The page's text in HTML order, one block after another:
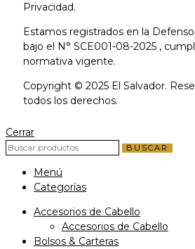
Privacidad.
Estamos registrados en la
bajo el N° SCE001-08-2025 ,
normativa vigente.
Copyright © 2025 El Salvador.
todos los derechos.
Cerrar
BUSCAR
Menú
Categorías
Accesorios de Cabello
Accesorios de Cabello
Bolsos & Carteras